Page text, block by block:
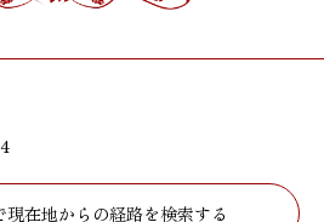
現在地からの経路を検索する